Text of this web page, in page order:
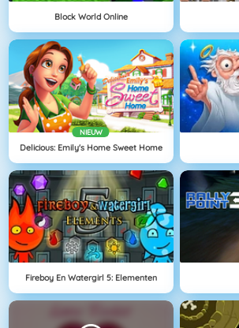
Block World Online
NIEUW
Delicious: Emily's Home Sweet Home
Fireboy En Watergirl 5: Elementen